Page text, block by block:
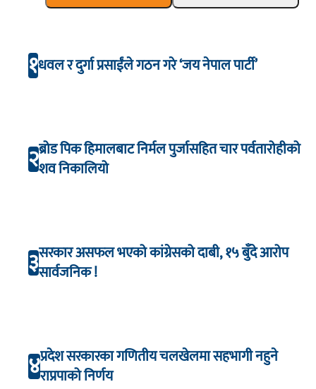
१धवल र दुर्गा प्रसाईंले गठन गरे ‘जय नेपाल पार्टी’
२ब्रोड पिक हिमालबाट निर्मल पुर्जासहित चार पर्वतारोहीको
शव निकालियो
३सरकार असफल भएको कांग्रेसको दाबी, १५ बुँदे आरोप
सार्वजनिक !
४प्रदेश सरकारका गणितीय चलखेलमा सहभागी नहुने
राप्रपाको निर्णय